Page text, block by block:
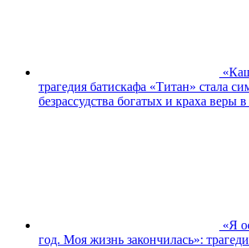
трагедия батискафа «Титан» стала
безрассудства богатых и краха веры
«Я
год. Моя жизнь закончилась»: